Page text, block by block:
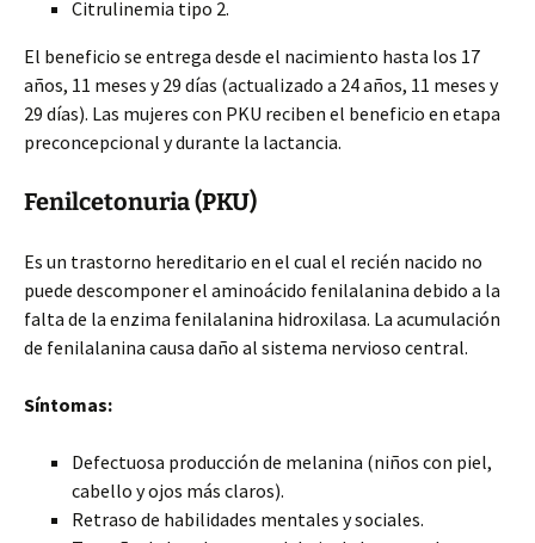
Citrulinemia tipo 2.
El beneficio se entrega desde el nacimiento hasta los 17
años, 11 meses y 29 días (actualizado a 24 años, 11 meses y
29 días). Las mujeres con PKU reciben el beneficio en etapa
preconcepcional y durante la lactancia.
Fenilcetonuria (PKU)
Es un trastorno hereditario en el cual el recién nacido no
puede descomponer el aminoácido fenilalanina debido a la
falta de la enzima fenilalanina hidroxilasa. La acumulación
de fenilalanina causa daño al sistema nervioso central.
Síntomas:
Defectuosa producción de melanina (niños con piel,
cabello y ojos más claros).
Retraso de habilidades mentales y sociales.